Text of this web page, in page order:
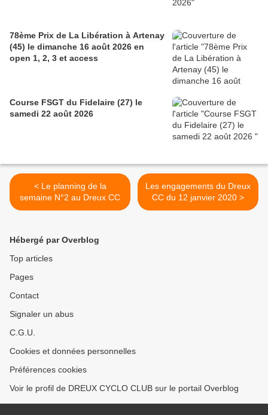
78ème Prix de La Libération à Artenay
(45) le dimanche 16 août 2026 en
open 1, 2, 3 et access
Course FSGT du Fidelaire (27) le
samedi 22 août 2026
< Le planning de la
semaine N°2 au Dreux CC
Les engagements du Dreux
CC du 12 janvier 2020 >
Hébergé par Overblog
Top articles
Pages
Contact
Signaler un abus
C.G.U.
Cookies et données personnelles
Préférences cookies
Voir le profil de DREUX CYCLO CLUB sur le portail Overblog